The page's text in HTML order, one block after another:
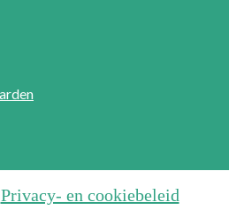
Privacy- en cookiebeleid